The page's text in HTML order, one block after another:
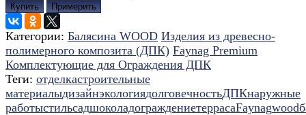
Купить Примерить
Категории: Балясина WOOD Изделия из древесно-
полимерного композита (ДПК) Faynag Premium
Комплектующие для Ограждения ДПК
Теги: отделкастроительные
материалыдизайнэкологиядолговечностьДПКнаружные
работыстильсадшоколадограждениетеррасаFaynagwood